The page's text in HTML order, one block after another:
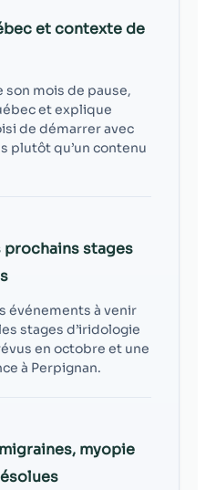
et contexte de
mois de pause,
et explique
de démarrer avec
plutôt qu’un contenu
prochains stages
événements à venir
stages d’iridologie
en octobre et une
à Perpignan.
myopie